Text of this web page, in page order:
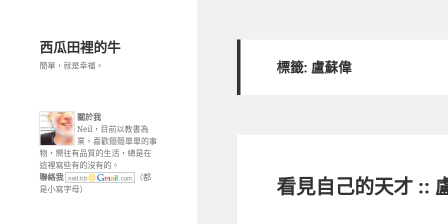
西瓜田裡的牛
簡單，就是幸福。
關於我
Neil，目前以教書為
業，喜歡簡簡單單的事
物，嚮往有品質的生活，總是在
這裡寫些有的沒有的。
聯絡我
（都
是小寫字母）
標籤: 盧蘇偉
看見自己的天才 ::